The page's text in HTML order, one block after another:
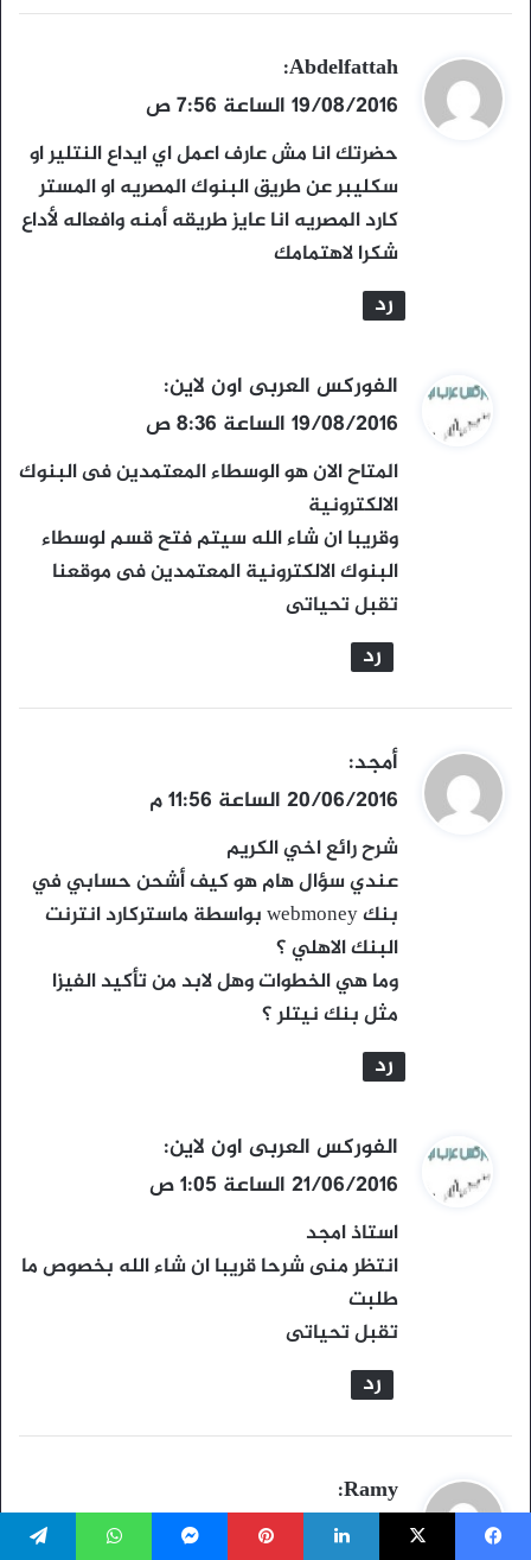
ي
ق
و
ل
Abdelfattah
:
19/08/2016 الساعة 7:56 ص
حضرتك انا مش عارف اعمل اي ايداع النتلير او
سكليبر عن طريق البنوك المصريه او المستر
كارد المصريه انا عايز طريقه أمنه وافعاله لأداع
شكرا لاهتمامك
رد
ي
ق
و
ل
الفوركس العربى اون لاين:
19/08/2016 الساعة 8:36 ص
المتاح الان هو الوسطاء المعتمدين فى البنوك
الالكترونية
وقريبا ان شاء الله سيتم فتح قسم لوسطاء
البنوك الالكترونية المعتمدين فى موقعنا
تقبل تحياتى
رد
ي
ق
و
ل
أمجد:
20/06/2016 الساعة 11:56 م
شرح رائع اخي الكريم
عندي سؤال هام هو كيف أشحن حسابي في
بنك webmoney بواسطة ماستركارد انترنت
البنك الاهلي ؟
وما هي الخطوات وهل لابد من تأكيد الفيزا
مثل بنك نيتلر ؟
رد
ي
ق
و
ل
الفوركس العربى اون لاين:
21/06/2016 الساعة 1:05 ص
استاذ امجد
انتظر منى شرحا قريبا ان شاء الله بخصوص ما
طلبت
تقبل تحياتى
رد
ي
Ramy
:
02/03/2016 الساعة 2:31 م